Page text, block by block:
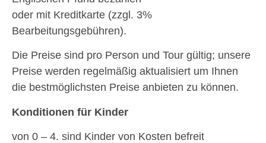
oder mit Kreditkarte (zzgl. 3%
Bearbeitungsgebühren).
Die Preise sind pro Person und Tour gültig; unsere
Preise werden regelmäßig aktualisiert um Ihnen
die bestmöglichsten Preise anbieten zu können.
Konditionen für Kinder
von 0 – 4. sind Kinder von Kosten befreit